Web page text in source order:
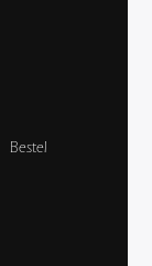
Bestel